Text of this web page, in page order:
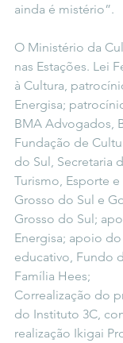
ainda é mistério”.
O Ministério da
nas Estações. Lei
à Cultura,
Energisa;
BMA Advogados,
Fundação de
do Sul, Secretaria
Turismo, Esporte
Grosso do Sul e
Grosso do Sul;
Energisa; apoio
educativo, Fundo
Família Hees;
Correalização do
do Instituto 3C,
realização Ikigai